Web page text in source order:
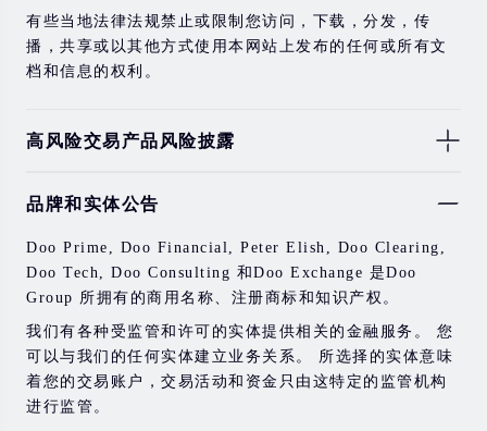
有些当地法律法规禁止或限制您访问，下载，分发，传
播，共享或以其他方式使用本网站上发布的任何或所有文
档和信息的权利。
高风险交易产品风险披露
券，期货，差价合约和其他金融产品交易涉及高风险，可
过去的投资表现并不代表其未来的表现。
在与我们进行任何交易之前，请确保您完全了解使用相应
金融工具进行交易的风险。 如果您不了解此处说明的风
险，则应寻求独立的专业建议。
品牌和实体公告
Doo Prime, Doo Financial, Peter Elish, Doo Clearing,
Doo Tech, Doo Consulting 和Doo Exchange 是Doo
Group 所拥有的商用名称、注册商标和知识产权。
我们有各种受监管和许可的实体提供相关的金融服务。 您
可以与我们的任何实体建立业务关系。 所选择的实体意味
着您的交易账户，交易活动和资金只由这特定的监管机构
进行监管。